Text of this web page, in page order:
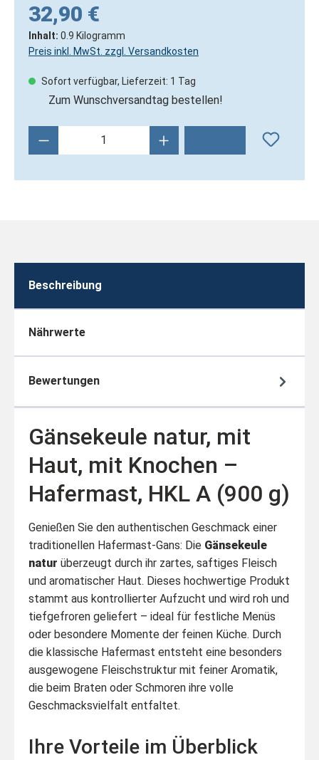
32,90 €
Inhalt: 0.9 Kilogramm
Preis inkl. MwSt. zzgl. Versandkosten
Sofort verfügbar, Lieferzeit: 1 Tag
Zum Wunschversandtag bestellen!
Produkt Anzahl: Gib den gewünschten
Beschreibung
Nährwerte
Bewertungen
Gänsekeule natur, mit
Haut, mit Knochen –
Hafermast, HKL A (900 g)
Genießen Sie den authentischen Geschmack einer
traditionellen Hafermast-Gans: Die Gänsekeule
natur überzeugt durch ihr zartes, saftiges Fleisch
und aromatischer Haut. Dieses hochwertige Produkt
stammt aus kontrollierter Aufzucht und wird roh und
tiefgefroren geliefert – ideal für festliche Menüs
oder besondere Momente der feinen Küche. Durch
die klassische Hafermast entsteht eine besonders
ausgewogene Fleischstruktur mit feiner Aromatik,
die beim Braten oder Schmoren ihre volle
Geschmacksvielfalt entfaltet.
Ihre Vorteile im Überblick